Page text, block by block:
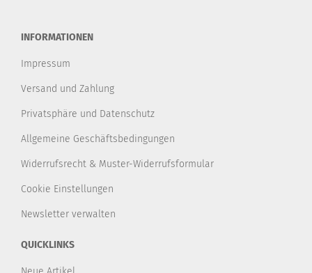
INFORMATIONEN
Impressum
Versand und Zahlung
Privatsphäre und Datenschutz
Allgemeine Geschäftsbedingungen
Widerrufsrecht & Muster-Widerrufsformular
Cookie Einstellungen
Newsletter verwalten
QUICKLINKS